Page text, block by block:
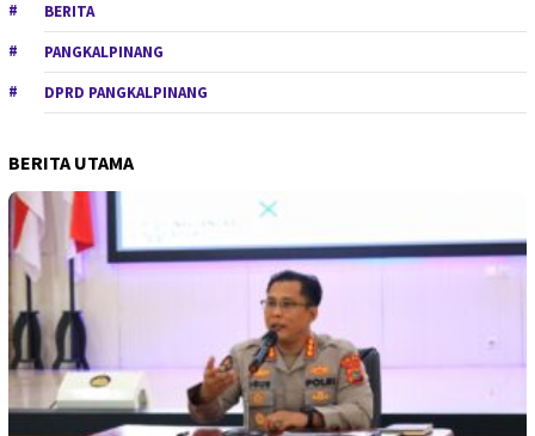
BERITA
PANGKALPINANG
DPRD PANGKALPINANG
BERITA UTAMA